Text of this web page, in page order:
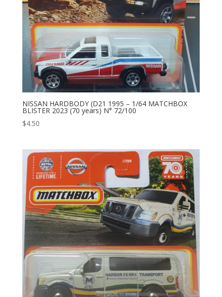
NISSAN HARDBODY (D21 1995 – 1/64 MATCHBOX
BLISTER 2023 (70 years) N° 72/100
$4.50